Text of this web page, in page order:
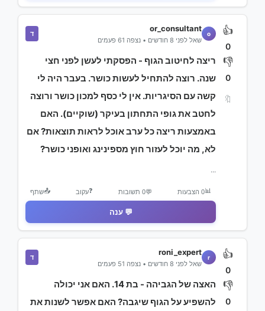
👍
0
👎
0
🔖
o
or_consultant
שאל לפני 8 חודשים • נצפה 61 פעמים
ד
ריצה לחיטוב הגוף - הפסקתי לעשן לפני חצי
שנה. רוצה להתחיל לעשות כושר. בעבר היה לי
קשה עם הסיגריות. אין לי כסף למכון כושר ורוצה
לחטב את גופי התחתון בעיקר (שוקיים). האם
באמצעות ריצה כל ערב אוכל לראות תוצאות? אם
לא, מה יוכל לעזור חוץ מספינינג ואופני כושר?
...
📊0 הצבעות 💬0 תשובות ❓עקוב 📤שתף
💬 ענה
👍
0
👎
0
r
roni_expert
שאל לפני 8 חודשים • נצפה 51 פעמים
ד
האצה של הגביהה - בת 14. האם אני יכולה
להשפיע על הגוף שיגבה? האם אפשר לשנות את